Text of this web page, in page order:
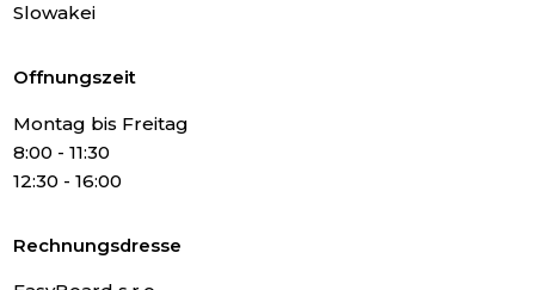
Slowakei
Offnungszeit
Montag bis Freitag
8:00 - 11:30
12:30 - 16:00
Rechnungsdresse